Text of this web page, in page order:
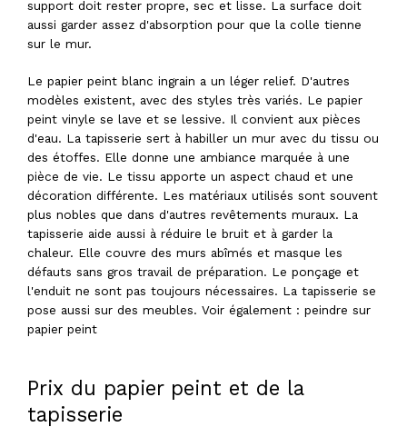
support doit rester propre, sec et lisse. La surface doit
aussi garder assez d'absorption pour que la colle tienne
sur le mur.
Le papier peint blanc ingrain a un léger relief. D'autres
modèles existent, avec des styles très variés. Le papier
peint vinyle se lave et se lessive. Il convient aux pièces
d'eau. La tapisserie sert à habiller un mur avec du tissu ou
des étoffes. Elle donne une ambiance marquée à une
pièce de vie. Le tissu apporte un aspect chaud et une
décoration différente. Les matériaux utilisés sont souvent
plus nobles que dans d'autres revêtements muraux. La
tapisserie aide aussi à réduire le bruit et à garder la
chaleur. Elle couvre des murs abîmés et masque les
défauts sans gros travail de préparation. Le ponçage et
l'enduit ne sont pas toujours nécessaires. La tapisserie se
pose aussi sur des meubles. Voir également : peindre sur
papier peint
Prix du papier peint et de la
tapisserie